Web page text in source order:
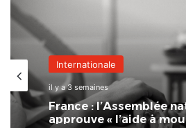
Internationale
il y a 3 semaines
France : l’Assemblée
approuve « l’aide à